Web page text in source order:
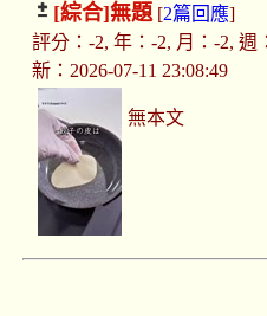
[綜合]無題[2篇回應]
評分：-2, 年：-2, 月：-2, 週
新：2026-07-11 23:08:49
無本文